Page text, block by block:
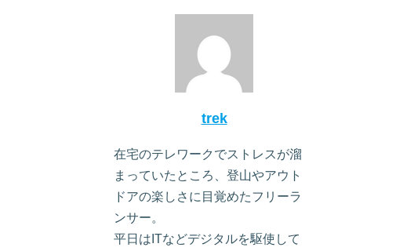
trek
在宅のテレワークでストレスが溜
まっていたところ、登山やアウト
ドアの楽しさに目覚めたフリーラ
ンサー。
平日はITなどデジタルを駆使して